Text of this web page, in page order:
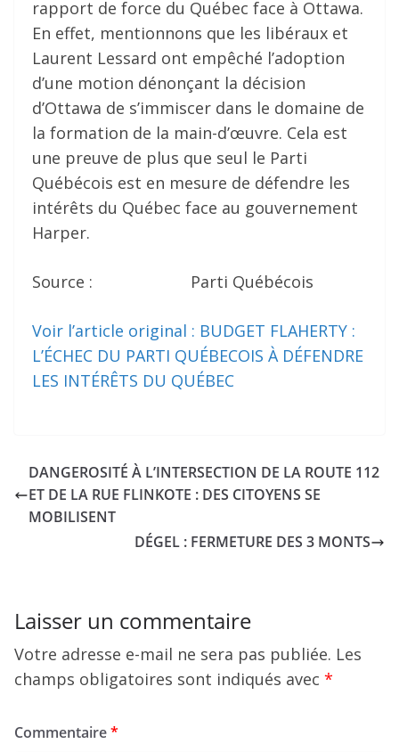
rapport de force du Québec face à Ottawa.
En effet, mentionnons que les libéraux et
Laurent Lessard ont empêché l’adoption
d’une motion dénonçant la décision
d’Ottawa de s’immiscer dans le domaine de
la formation de la main-d’œuvre. Cela est
une preuve de plus que seul le Parti
Québécois est en mesure de défendre les
intérêts du Québec face au gouvernement
Harper.
Source : Parti Québécois
Voir l’article original : BUDGET FLAHERTY :
L’ÉCHEC DU PARTI QUÉBECOIS À DÉFENDRE
LES INTÉRÊTS DU QUÉBEC
DANGEROSITÉ À L’INTERSECTION DE LA ROUTE 112
ET DE LA RUE FLINKOTE : DES CITOYENS SE
MOBILISENT
DÉGEL : FERMETURE DES 3 MONTS
Laisser un commentaire
Votre adresse e-mail ne sera pas publiée. Les
champs obligatoires sont indiqués avec *
Commentaire*